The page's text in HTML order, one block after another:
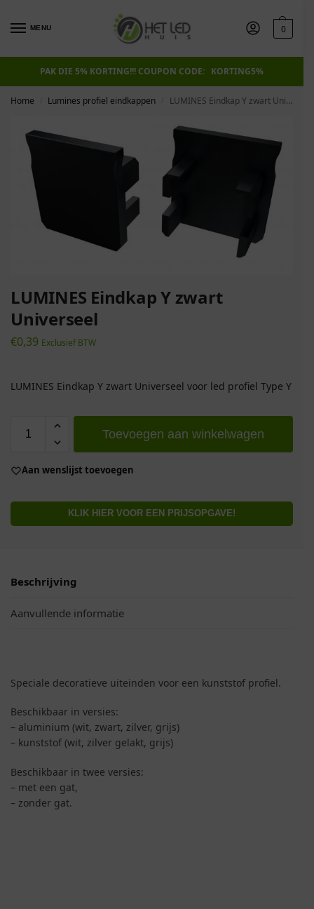
MENU 0
PAK DIE 5% KORTING!!! COUPON CODE: KORTING5%
Home Lumines profiel eindkappen LUMINES Eindkap Y zwart Universeel
LUMINES Eindkap Y zwart
Universeel
€0,39 Exclusief BTW
LUMINES Eindkap Y zwart Universeel voor led profiel Type Y
Toevoegen aan winkelwagen
Aan wenslijst toevoegen
KLIK HIER VOOR EEN PRIJSOPGAVE!
Beschrijving
Aanvullende informatie
Speciale decoratieve uiteinden voor een kunststof profiel.
Beschikbaar in versies:
– aluminium (wit, zwart, zilver, grijs)
– kunststof (wit, zilver gelakt, grijs)
Beschikbaar in twee versies:
– met een gat,
– zonder gat.